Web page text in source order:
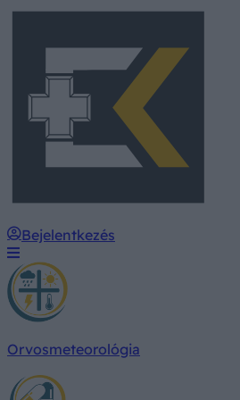
Bejelentkezés
Orvosmeteorológia